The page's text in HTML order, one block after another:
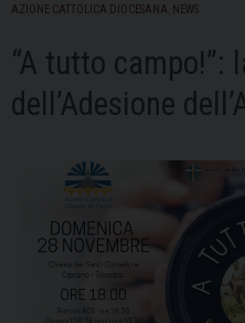
AZIONE CATTOLICA DIOCESANA NEWS
“A tutto campo!”:
dell’Adesione